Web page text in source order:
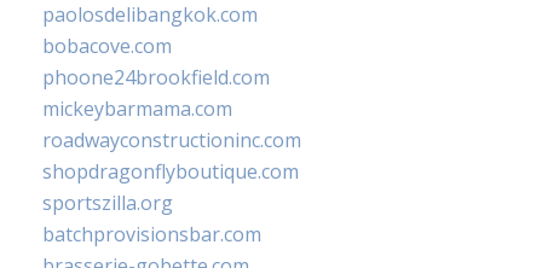
paolosdelibangkok.com
bobacove.com
phoone24brookfield.com
mickeybarmama.com
roadwayconstructioninc.com
shopdragonflyboutique.com
sportszilla.org
batchprovisionsbar.com